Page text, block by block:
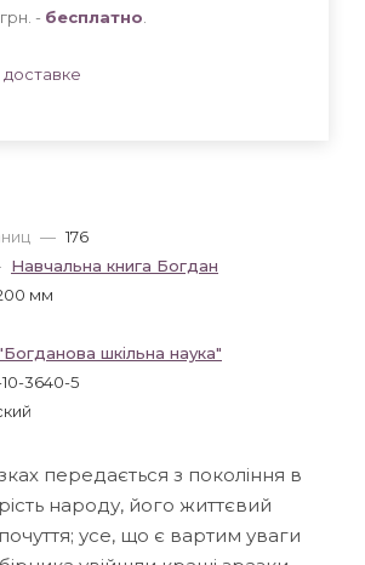
— 176
Навчальна книга Богдан
мм
шкільна наука"
3640-5
- бесплатно
передається з покоління в
народу, його життєвий
почуття; усе, що є вартим уваги